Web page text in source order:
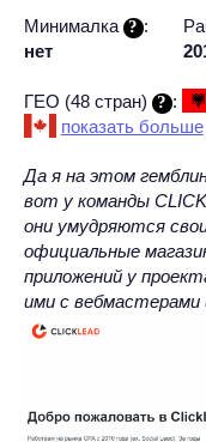
Минималка
:
нет
ГЕО (48 стран)
:
показать больше
Да я на этом
вот у команды
они умудряются
официальные
приложений у
ими с вебмастерами